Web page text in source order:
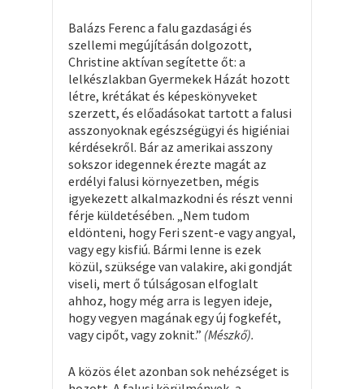
Balázs Ferenc a falu gazdasági és
szellemi megújításán dolgozott,
Christine aktívan segítette őt: a
lelkészlakban Gyermekek Házát hozott
létre, krétákat és képeskönyveket
szerzett, és előadásokat tartott a falusi
asszonyoknak egészségügyi és higiéniai
kérdésekről. Bár az amerikai asszony
sokszor idegennek érezte magát az
erdélyi falusi környezetben, mégis
igyekezett alkalmazkodni és részt venni
férje küldetésében. „Nem tudom
eldönteni, hogy Feri szent-e vagy angyal,
vagy egy kisfiú. Bármi lenne is ezek
közül, szüksége van valakire, aki gondját
viseli, mert ő túlságosan elfoglalt
ahhoz, hogy még arra is legyen ideje,
hogy vegyen magának egy új fogkefét,
vagy cipőt, vagy zoknit.” (Mészkő).
A közös élet azonban sok nehézséget is